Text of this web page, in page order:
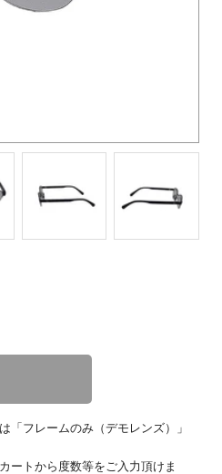
「フレームのみ（デモレンズ）」
ートから度数等をご入力頂けま